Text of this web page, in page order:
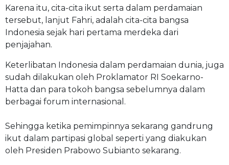
Karena itu, cita-cita ikut serta dalam perdamaian
tersebut, lanjut Fahri, adalah cita-cita bangsa
Indonesia sejak hari pertama merdeka dari
penjajahan.
Keterlibatan Indonesia dalam perdamaian dunia, juga
sudah dilakukan oleh Proklamator RI Soekarno-
Hatta dan para tokoh bangsa sebelumnya dalam
berbagai forum internasional.
Sehingga ketika pemimpinnya sekarang gandrung
ikut dalam partipasi global seperti yang diakukan
oleh Presiden Prabowo Subianto sekarang.